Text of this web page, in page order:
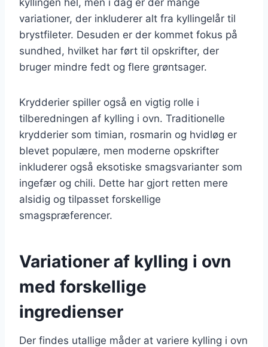
variationer, der inkluderer alt fra kyllingelår til
brystfileter. Desuden er der kommet fokus på
sundhed, hvilket har ført til opskrifter, der
bruger mindre fedt og flere grøntsager.
Krydderier spiller også en vigtig rolle i
tilberedningen af kylling i ovn. Traditionelle
krydderier som timian, rosmarin og hvidløg er
blevet populære, men moderne opskrifter
inkluderer også eksotiske smagsvarianter som
ingefær og chili. Dette har gjort retten mere
alsidig og tilpasset forskellige
smagspræferencer.
Variationer af kylling i ovn
med forskellige
ingredienser
Der findes utallige måder at variere kylling i ovn